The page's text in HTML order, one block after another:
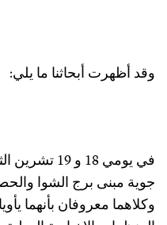
وقد أظهرت أبحاثنا ما يلي:
في يومي 18
جوية مبنى برج الشوا
وكلاهما معروفان بأنهما